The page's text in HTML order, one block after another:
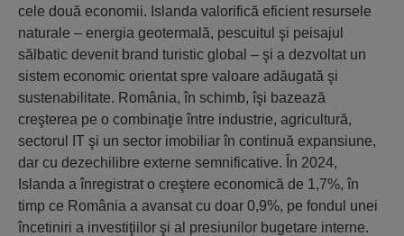
cele două economii. Islanda valorifică eficient resursele
naturale – energia geotermală, pescuitul şi peisajul
sălbatic devenit brand turistic global – şi a dezvoltat un
sistem economic orientat spre valoare adăugată şi
sustenabilitate. România, în schimb, îşi bazează
creşterea pe o combinaţie între industrie, agricultură,
sectorul IT şi un sector imobiliar în continuă expansiune,
dar cu dezechilibre externe semnificative. În 2024,
Islanda a înregistrat o creştere economică de 1,7%, în
timp ce România a avansat cu doar 0,9%, pe fondul unei
încetiniri a investiţiilor şi al presiunilor bugetare interne.